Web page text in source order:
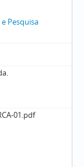
Pesquisa
01.pdf